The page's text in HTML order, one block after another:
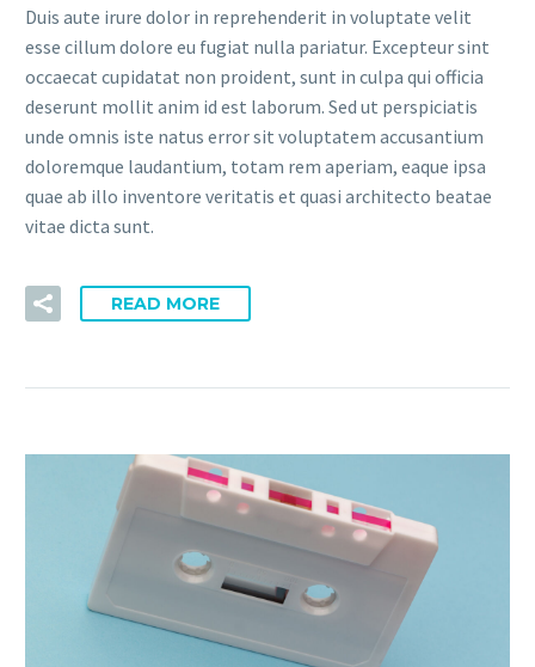
Duis aute irure dolor in reprehenderit in voluptate velit
esse cillum dolore eu fugiat nulla pariatur. Excepteur sint
occaecat cupidatat non proident, sunt in culpa qui officia
deserunt mollit anim id est laborum. Sed ut perspiciatis
unde omnis iste natus error sit voluptatem accusantium
doloremque laudantium, totam rem aperiam, eaque ipsa
quae ab illo inventore veritatis et quasi architecto beatae
vitae dicta sunt.
READ MORE